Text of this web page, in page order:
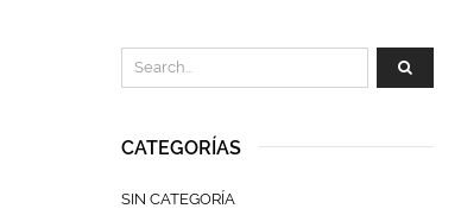
CATEGORÍAS
SIN CATEGORÍA